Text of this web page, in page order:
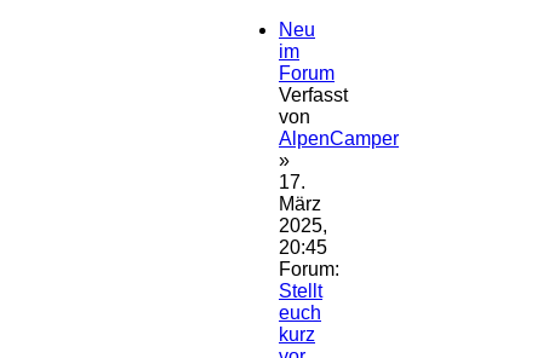
Neu
im
Forum
Verfasst
von
AlpenCamper
»
17.
März
2025,
20:45
Forum:
Stellt
euch
kurz